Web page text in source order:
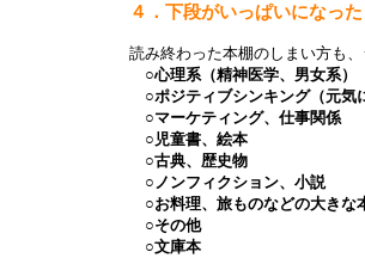
４．下段がいっぱいになっ
読み終わった本棚のしまい方も
○心理系（精神医学、男女系）
○ポジティブシンキング（元気
○マーケティング、仕事関係
○児童書、絵本
○古典、歴史物
○ノンフィクション、小説
○お料理、旅ものなどの大きな
○その他
○文庫本